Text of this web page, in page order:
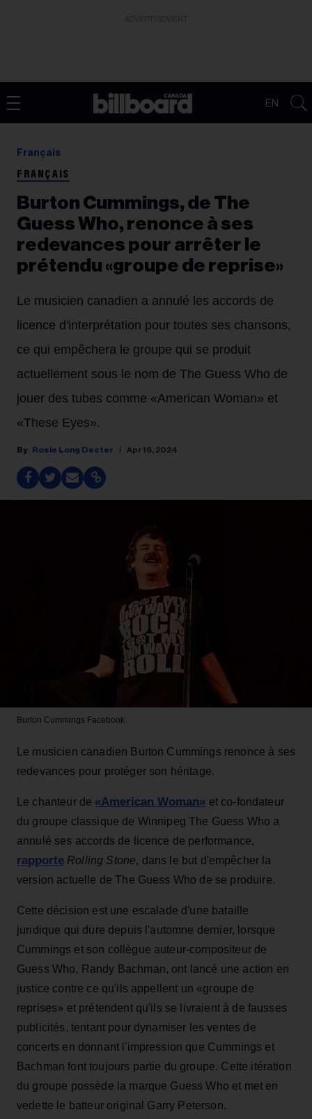
EN
Français
FRANÇAIS
Burton Cummings, de The
Guess Who, renonce à ses
redevances pour arrêter le
prétendu «groupe de reprise»
Le musicien canadien a annulé les accords de
licence d'interprétation pour toutes ses chansons,
ce qui empêchera le groupe qui se produit
actuellement sous le nom de The Guess Who de
jouer des tubes comme «American Woman» et
«These Eyes».
Rosie Long Decter Apr 16, 2024
Burton Cummings Facebook
Le musicien canadien Burton Cummings renonce à ses
redevances pour protéger son héritage.
Le chanteur de «American Woman» et co-fondateur
du groupe classique de Winnipeg The Guess Who a
annulé ses accords de licence de performance,
rapporte Rolling Stone, dans le but d'empêcher la
version actuelle de The Guess Who de se produire.
Cette décision est une escalade d'une bataille
juridique qui dure depuis l'automne dernier, lorsque
Cummings et son collègue auteur-compositeur de
Guess Who, Randy Bachman, ont lancé une action en
justice contre ce qu'ils appellent un «groupe de
reprises» et prétendent qu'ils se livraient à de fausses
publicités, tentant pour dynamiser les ventes de
concerts en donnant l'impression que Cummings et
Bachman font toujours partie du groupe. Cette itération
du groupe possède la marque Guess Who et met en
vedette le batteur original Garry Peterson.